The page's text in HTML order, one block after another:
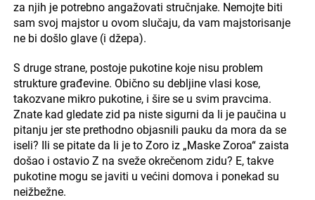
za njih je potrebno angažovati stručnjake. Nemojte biti
sam svoj majstor u ovom slučaju, da vam majstorisanje
ne bi došlo glave (i džepa).
S druge strane, postoje pukotine koje nisu problem
strukture građevine. Obično su debljine vlasi kose,
takozvane mikro pukotine, i šire se u svim pravcima.
Znate kad gledate zid pa niste sigurni da li je paučina u
pitanju jer ste prethodno objasnili pauku da mora da se
iseli? Ili se pitate da li je to Zoro iz „Maske Zoroa“ zaista
došao i ostavio Z na sveže okrečenom zidu? E, takve
pukotine mogu se javiti u većini domova i ponekad su
neižbežne.